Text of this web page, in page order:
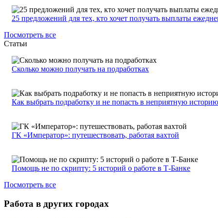
25 предложений для тех, кто хочет получать выплаты
Посмотреть все
Статьи
Сколько можно получать на подработках
Как выбрать подработку и не попасть в неприятную историю
ГК «Император»: путешествовать, работая вахтой
Помощь не по скрипту: 5 историй о работе в Т-Банке
Посмотреть все
Работа в других городах